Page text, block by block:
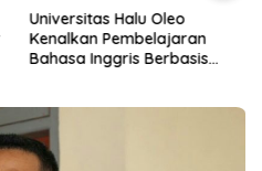
Universitas Halu Oleo
Kenalkan Pembelajaran
Bahasa Inggris Berbasis